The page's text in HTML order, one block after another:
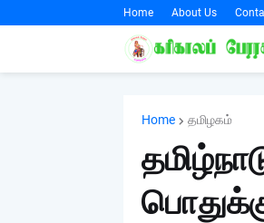
Home About Us
Home தமிழகம்